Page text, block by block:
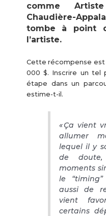
comme
Chaudière-
tombe à point
l’artiste.
Cette récompense est
000 $. Inscrire un tel
étape dans un
estime-t-il.
« Ça vient
allumer
lequel il y
de
moments
le
aussi de
vient
certains